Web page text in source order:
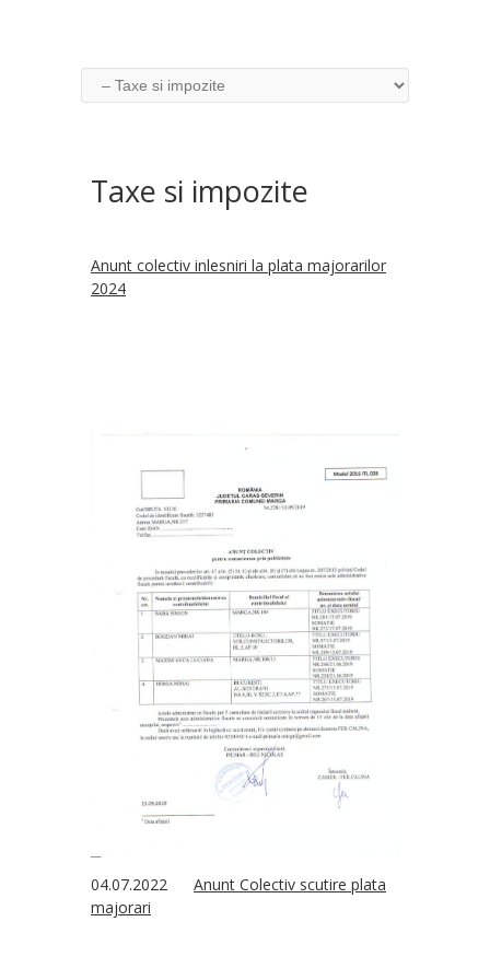
Taxe si impozite
Anunt colectiv inlesniri la plata majorarilor
2024
04.07.2022 Anunt Colectiv scutire plata
majorari